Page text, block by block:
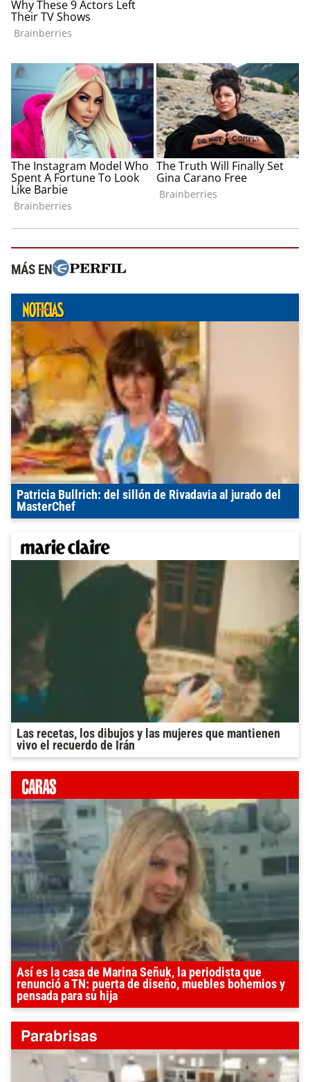
MÁS EN
Patricia Bullrich: del sillón de Rivadavia al jurado del
MasterChef
Las recetas, los dibujos y las mujeres que mantienen
vivo el recuerdo de Irán
Así es la casa de Marina Señuk, la periodista que
renunció a TN: puerta de diseño, muebles bohemios y
pensada para su hija